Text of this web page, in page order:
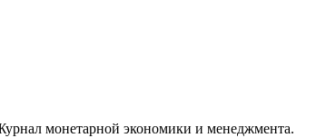
монетарной экономики и ме­неджмента.